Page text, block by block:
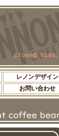
レノンデザイン
お問い合わせ